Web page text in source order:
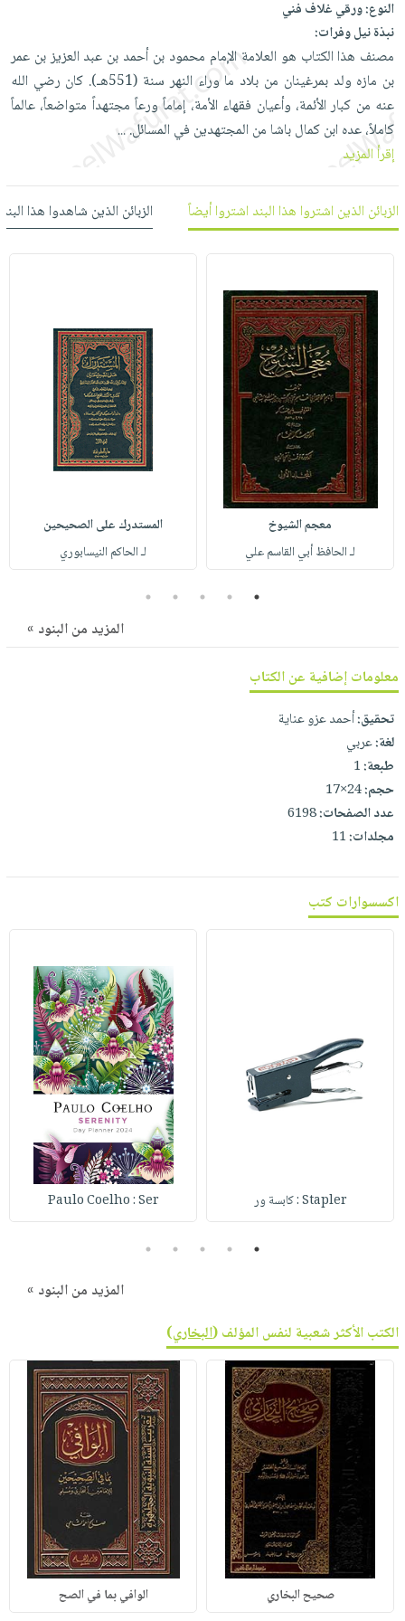
العناية
بالأسنان
الحمية
والتغذية
أدوات
المائدة
الأوعية
والتخزين
أدوات
المطبخ
الأكثر
مبيعاً
العودة
للمدارس
اكسسوارات
كتب
اكسسوارات
منزلية
اكسسوارات
ملابس
حقائب
حلي
عناية
بالذات
صابون
أطفال
مناسبات
شحن
مجاني
بنود
مختارة
اشتراكات
كل
الاشتراكات
صندوق
القراءة
حدود
بحث
نيل
عن
الشركة
سياسة
الشركة
فيديوهات
أسئلة
يتكرر
طرحها
خدمات
وفرات
تواصل
معنا
حسابك
لائحة
الأمنيات
عربة
التسوق
نشرة
الإصدارات
النوع:ورقي غلاف فني
نبذة نيل وفرات:
مصنف هذا الكتاب هو العلامة الإمام محمود بن أحمد بن عبد العزيز بن عمر
بن مازه ولد بمرغينان من بلاد ما وراء النهر سنة (551هـ). كان رضي الله
عنه من كبار الأئمة، وأعيان فقهاء الأمة، إماماً ورعاً مجتهداً متواضعاً، عالماً
كاملاً، عده ابن كمال باشا من المجتهدين في المسائل....
إقرأ المزيد
الزبائن الذين اشتروا هذا البند اشتروا أيضاً الزبائن الذين شاهدوا هذا
معجم الشيوخ
لـ الحافظ أبي القاسم علي
المستدرك على الصحيحين
لـ الحاكم النيسابوري
1
2
3
4
5
المزيد من البنود »
معلومات إضافية عن الكتاب
تحقيق:أحمد عزو عناية
لغة:عربي
طبعة:1
حجم:24×17
عدد الصفحات:6198
مجلدات:11
اكسسوارات كتب
Stapler : كابسة ور Paulo Coelho : Ser
1
2
3
4
5
المزيد من البنود »
الكتب الأكثر شعبية لنفس المؤلف (البخاري)
صحيح البخاري الوافي بما في الصح